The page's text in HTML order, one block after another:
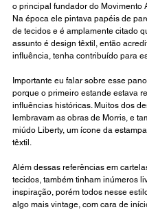
o principal fundador do Movimento
Na época ele pintava papéis de
de tecidos e é amplamente citado
assunto é design têxtil, então
influência, tenha contribuído para
Importante eu falar sobre esse
porque o primeiro estande estava
influências históricas. Muitos dos
lembravam as obras de Morris, e
miúdo Liberty, um ícone da
têxtil.
Além dessas referências em
tecidos, também tinham inúmeros
inspiração, porém todos nesse
algo mais vintage, com cara de